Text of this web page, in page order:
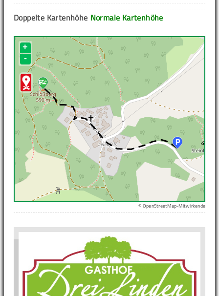
Normale Kartenhöhe
Doppelte Kartenhöhe
+
-
© OpenStreetMap-Mitwirkende